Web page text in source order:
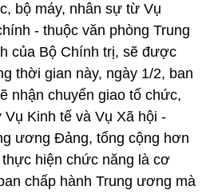
bộ máy, nhân sự từ Vụ
- thuộc văn phòng Trung
của Bộ Chính trị, sẽ được
thời gian này, ngày 1/2, ban
nhận chuyển giao tổ chức,
Kinh tế và Vụ Xã hội -
ương Đảng, tổng cộng hơn
hiện chức năng là cơ
chấp hành Trung ương mà